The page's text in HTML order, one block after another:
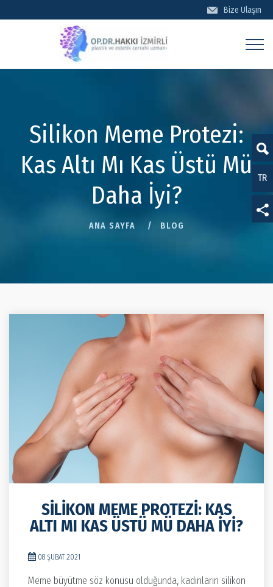
TR
EN
DE
Bize Ulaşın
BİZE ULAŞIN
Silikon Meme Protezi:
Kas Altı Mı Kas Üstü Mü
Daha İyi?
ANA SAYFA BLOG
SILIKON MEME PROTEZI: KAS
ALTI MI KAS ÜSTÜ MÜ DAHA İYI?
08 ŞUBAT 2021
Meme büyütme söz konusu olduğunda, kadınların silikon